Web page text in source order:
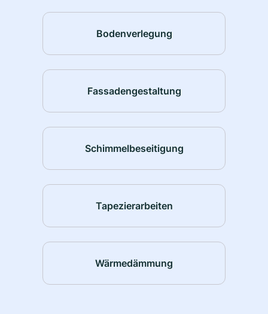
Bodenverlegung
Fassadengestaltung
Schimmelbeseitigung
Tapezierarbeiten
Wärmedämmung